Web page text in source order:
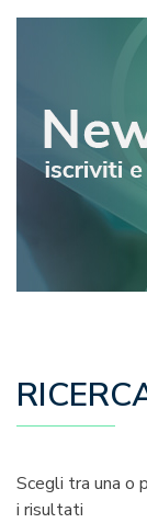
Scegli tra una o
i risultati